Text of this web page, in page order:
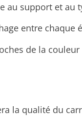
au support et au
entre chaque
de la
la qualité du